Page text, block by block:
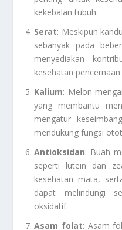
kekebalan tubuh.
Serat: Meskipun
sebanyak pada
menyediakan
kesehatan
Kalium: Melon
yang membantu
mengatur
mendukung fungsi
Antioksidan: Buah
seperti lutein dan
kesehatan mata,
dapat melindungi
oksidatif.
Asam folat: Asam